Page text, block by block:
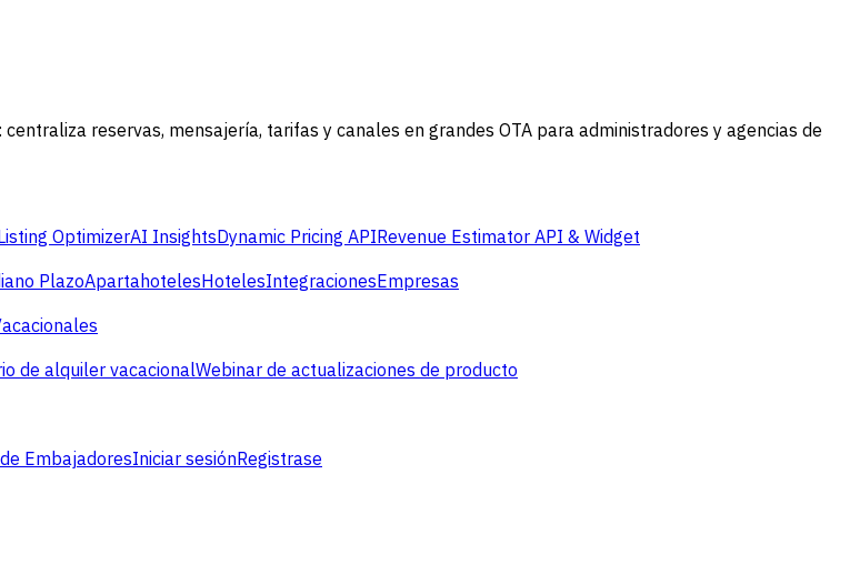
reservas, mensajería, tarifas y canales en grandes OTA para administradores y agencias de
OptimizerAI InsightsDynamic Pricing APIRevenue Estimator API & Widget
PlazoApartahotelesHotelesIntegracionesEmpresas
de alquiler vacacionalWebinar de actualizaciones de producto
EmbajadoresIniciar sesiónRegistrase